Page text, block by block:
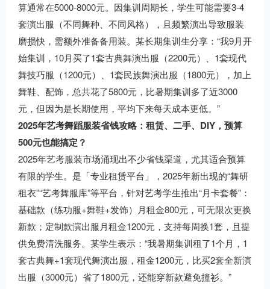
算通常在5000-8000元。因集训周期长，学生可能需要3-4
套演出服（不同舞种、不同风格），且频繁演出导致服装
磨损快，需额外准备备用装。某长期集训生分享：“我9月开
始集训，10月买了1套古典舞演出服（2200元）、1套现代
舞技巧服（1200元）、1套民族舞演出服（1800元），加上
舞鞋、配饰，总共花了5800元，比暑期集训多了近3000
元，但因为是长期使用，平均下来每天成本更低。”
2025年艺考舞蹈服装省钱攻略：租赁、二手、DIY，预算
500元也能搞定？
2025年艺考服装市场涌现出不少省钱渠道，尤其适合预算
有限的学生。是「专业租赁平台」，2025年新出现的“舞研
租衣”“艺考舞服库”等平台，针对艺考学生推出“月卡套餐”：
基础款（练功服+舞鞋+发饰）月租金800元，可无限次更换
新款；定制款演出服月租金1200元，支持每周换1套，且提
供免费清洗服务。某学生表示：“我暑期集训租了1个月，1
套古典舞+1套现代舞演出服，租金1200元，比买2套全新演
出服（3000元）省了1800元，还能穿新款避免撞衫。”